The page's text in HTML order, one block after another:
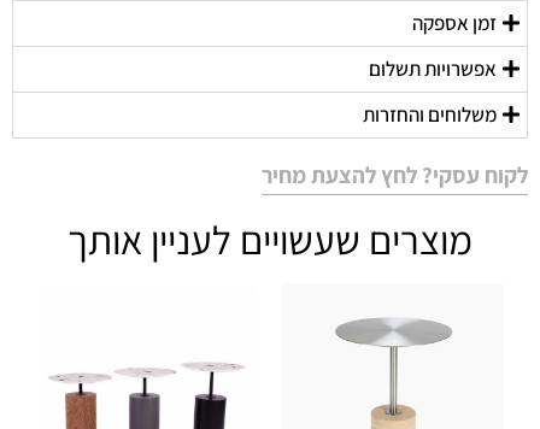
זמן אספקה
אפשרויות תשלום
משלוחים והחזרות
לקוח עסקי? לחץ להצעת מחיר
מוצרים שעשויים לעניין אותך